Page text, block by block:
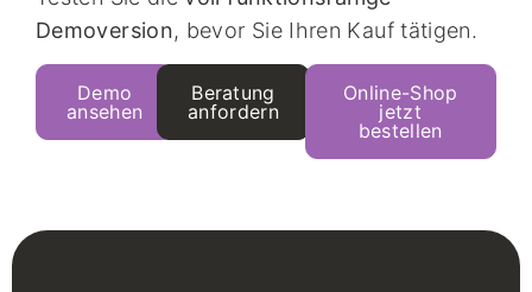
Demoversion, bevor Sie Ihren Kauf tätigen.
Demo
ansehen
Beratung
anfordern
Online-Shop
jetzt
bestellen